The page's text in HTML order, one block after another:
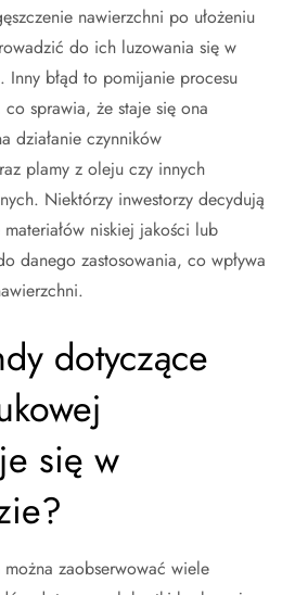
nawierzchni po ułożeniu
do ich luzowania się w
Inny błąd to pomijanie procesu
sprawia, że staje się ona
działanie czynników
plamy z oleju czy innych
Niektórzy inwestorzy decydują
niskiej jakości lub
danego zastosowania, co wpływa
dotyczące
się w
zaobserwować wiele